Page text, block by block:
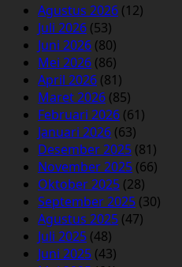
Agustus 2026 (12)
Juli 2026 (53)
Juni 2026 (80)
Mei 2026 (86)
April 2026 (81)
Maret 2026 (85)
Februari 2026 (61)
Januari 2026 (63)
Desember 2025 (81)
November 2025 (66)
Oktober 2025 (28)
September 2025 (30)
Agustus 2025 (47)
Juli 2025 (48)
Juni 2025 (43)